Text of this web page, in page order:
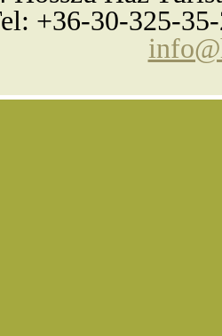
+36-30-325-